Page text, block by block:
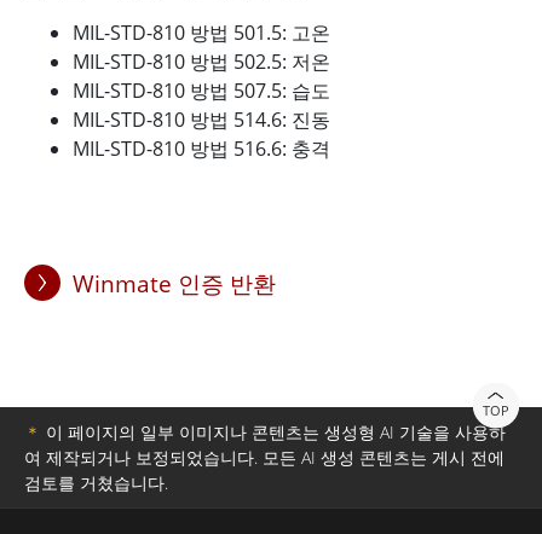
MIL-STD-810 방법 501.5: 고온
MIL-STD-810 방법 502.5: 저온
MIL-STD-810 방법 507.5: 습도
MIL-STD-810 방법 514.6: 진동
MIL-STD-810 방법 516.6: 충격
Winmate 인증 반환
TOP
＊ 이 페이지의 일부 이미지나 콘텐츠는 생성형 AI 기술을 사용하
여 제작되거나 보정되었습니다. 모든 AI 생성 콘텐츠는 게시 전에
검토를 거쳤습니다.